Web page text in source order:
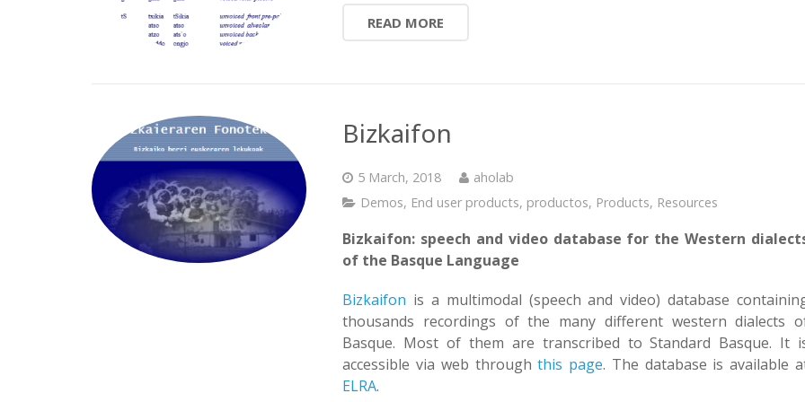
READ MORE
Bizkaifon
5 March, 2018
aholab
Demos, End user products, productos, Products, Resources
Bizkaifon: speech and video database for the Western
of the Basque Language
Bizkaifon is a multimodal (speech and video) database
thousands recordings of the many different western dialects
Basque. Most of them are transcribed to Standard Basque. It
accessible via web throughthis page. The database is available
ELRA.